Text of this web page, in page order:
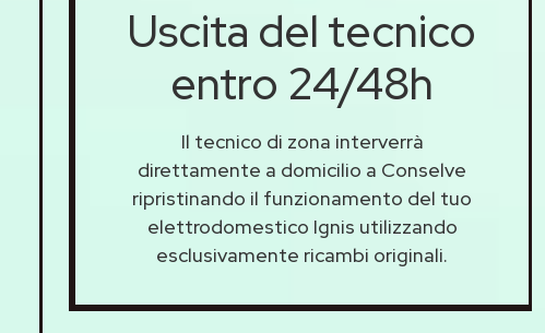
Uscita del tecnico
entro 24/48h
Il tecnico di zona interverrà
direttamente a domicilio a Conselve
ripristinando il funzionamento del tuo
elettrodomestico Ignis utilizzando
esclusivamente ricambi originali.